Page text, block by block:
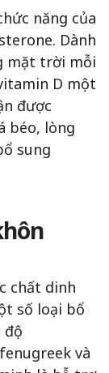
năng của
Dành
mặt trời mỗi
D một
được
béo, lòng
sung
chất dinh
số loại bổ
độ
và